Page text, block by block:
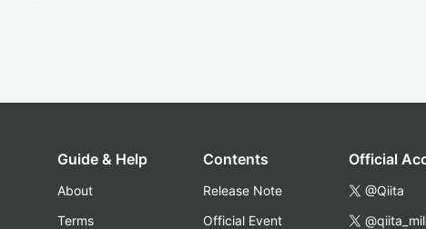
Guide & Help
About
Terms
Contents
Release Note
Official Event
Official
@Qiita